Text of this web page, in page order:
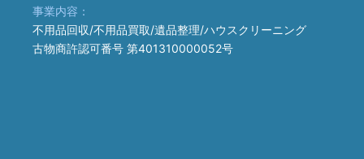
事業内容：
不用品回収/不用品買取/遺品整理/ハウスクリーニング
古物商許認可番号 第401310000052号